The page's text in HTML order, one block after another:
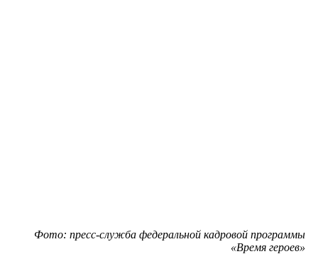
Фото: пресс-служба федеральной кадровой программы
«Время героев»